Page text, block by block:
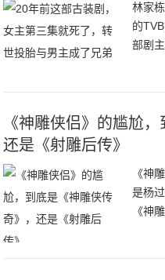
林家
的
部剧
剃头
《神雕侠侣》的尴尬
还是《射雕后传》
《神
是杨
《神
绘郭